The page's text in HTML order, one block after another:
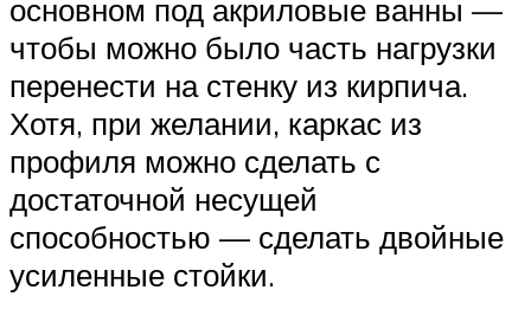
основном под акриловые ванны —
чтобы можно было часть нагрузки
перенести на стенку из кирпича.
Хотя, при желании, каркас из
профиля можно сделать с
достаточной несущей
способностью — сделать двойные
усиленные стойки.